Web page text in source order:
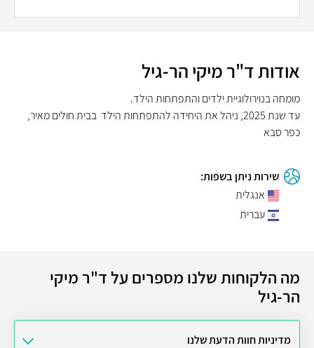
אודות ד"ר מיקי הר-גיל
מומחה בנוירולוגיית ילדים והתפתחות הילד.
עד שנת 2025, ניהל את היחידה להתפתחות הילד בבית חולים מאיר,
כפר סבא
שירות ניתן בשפות:
אנגלית
עברית
מה הלקוחות שלנו מספרים על ד"ר מיקי
הר-גיל
מדיניות חוות הדעת שלנו